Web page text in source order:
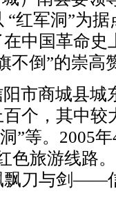
“红军洞”为
中国革命史
不倒”的崇高
市商城县城
个，其中较
”等。2005
色旅游线路
飘刀与剑——